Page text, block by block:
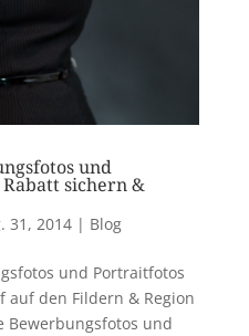
und
sichern &
31, 2014| Blog
und Portraitfotos
auf den Fildern & Region
und